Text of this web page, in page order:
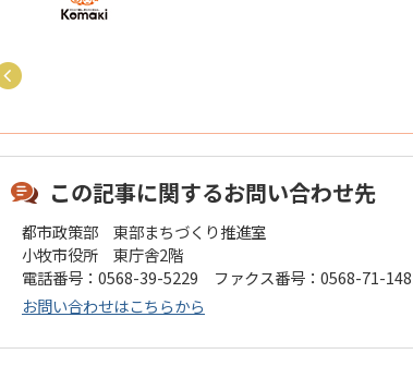
この記事に関するお問い合わせ先
都市政策部 東部まちづくり推進室
小牧市役所 東庁舎2階
電話番号：0568-39-5229 ファクス番号：0568-71-
お問い合わせはこちらから